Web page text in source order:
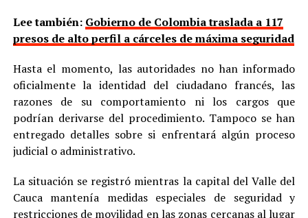
Lee también: Gobierno de Colombia traslada a 117
presos de alto perfil a cárceles de máxima seguridad
Hasta el momento, las autoridades no han informado
oficialmente la identidad del ciudadano francés, las
razones de su comportamiento ni los cargos que
podrían derivarse del procedimiento. Tampoco se han
entregado detalles sobre si enfrentará algún proceso
judicial o administrativo.
La situación se registró mientras la capital del Valle del
Cauca mantenía medidas especiales de seguridad y
restricciones de movilidad en las zonas cercanas al lugar